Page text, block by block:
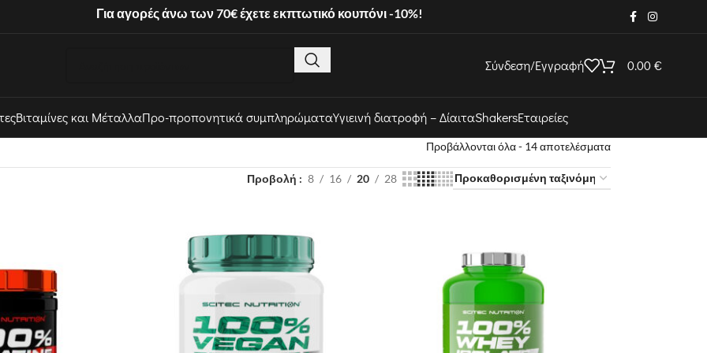
Για αγορές άνω των 70€ έχετε εκπτωτικό κουπόνι -10%!
Σύνδεση/Εγγραφή 0.00€
Βιταμίνες και ΜέταλλαΠρο-προπονητικά συμπληρώματαΥγιεινή διατροφή – ΔίαιταShakersΕταιρείες
Προβάλλονται όλα - 14 αποτελέσματα
Προβολή 8 16 20 28